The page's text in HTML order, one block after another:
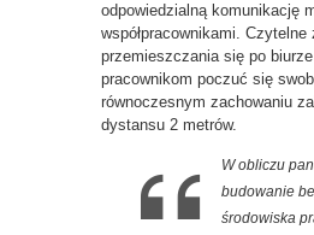
odpowiedzialną komunikację
współpracownikami. Czytelne
przemieszczania się po
pracownikom poczuć się
równoczesnym zachowaniu
dystansu 2 metrów.
W obliczu
budowanie
środowiska